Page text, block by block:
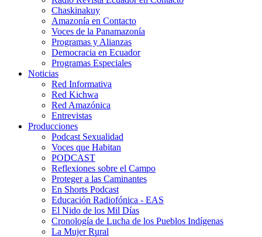
Chaskinakuy
Amazonía en Contacto
Voces de la Panamazonía
Programas y Alianzas
Democracia en Ecuador
Programas Especiales
Noticias
Red Informativa
Red Kichwa
Red Amazónica
Entrevistas
Producciones
Podcast Sexualidad
Voces que Habitan
PODCAST
Reflexiones sobre el Campo
Proteger a las Caminantes
En Shorts Podcast
Educación Radiofónica - EAS
El Nido de los Mil Días
Cronología de Lucha de los Pueblos Indígenas
La Mujer Rural